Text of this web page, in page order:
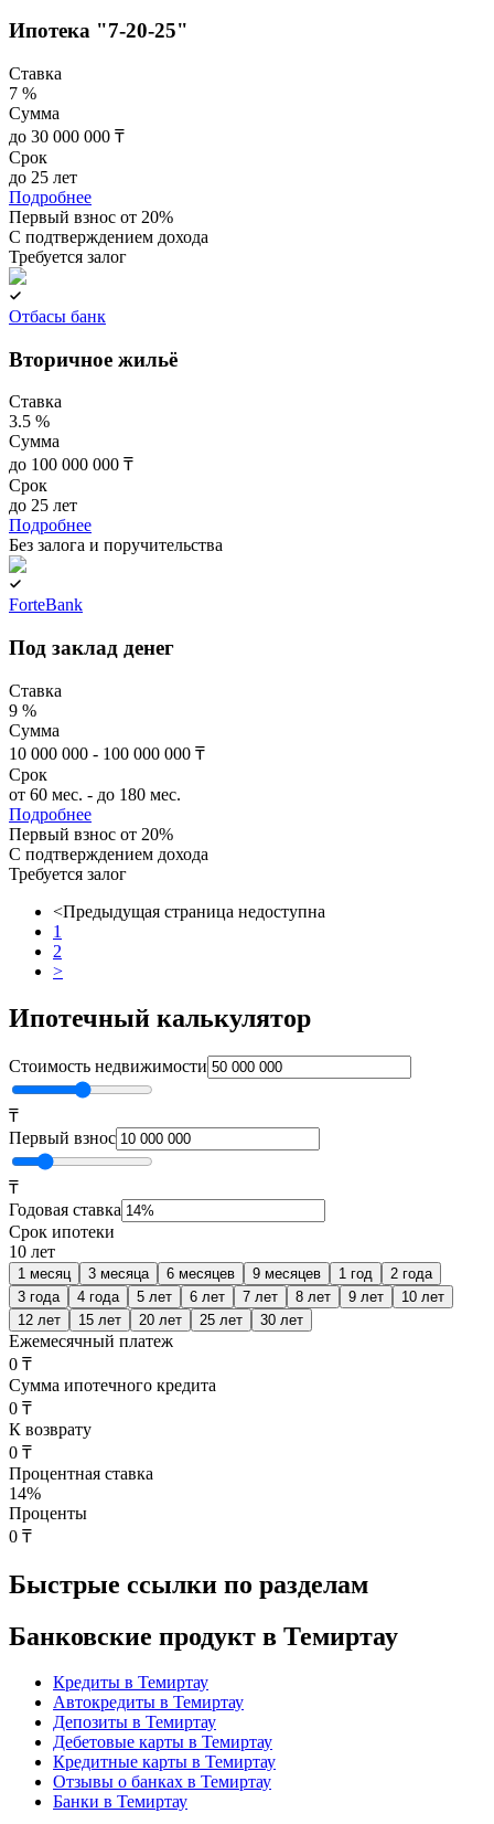
Ипотека "7-20-25"
Ставка
7 %
Сумма
до 30 000 000 ₸
Срок
до 25 лет
Подробнее
Первый взнос от 20%
C подтверждением дохода
Требуется залог
Отбасы банк
Вторичное жильё
Ставка
3.5 %
Сумма
до 100 000 000 ₸
Срок
до 25 лет
Подробнее
Без залога и поручительства
ForteBank
Под заклад денег
Ставка
9 %
Сумма
10 000 000 - 100 000 000 ₸
Срок
от 60 мес. - до 180 мес.
Подробнее
Первый взнос от 20%
C подтверждением дохода
Требуется залог
<Предыдущая страница недоступна
1
2
>
Ипотечный калькулятор
Стоимость недвижимости
₸
Первый взнос
₸
Годовая ставка
Срок ипотеки
10 лет
1 месяц 3 месяца 6 месяцев 9 месяцев 1 год
2 года
3 года
4 года 5 лет 6 лет 7 лет 8 лет 9 лет
10 лет
12 лет
15 лет 20 лет 25 лет 30 лет
Ежемесячный платеж
0 ₸
Сумма ипотечного кредита
0 ₸
К возврату
0 ₸
Процентная ставка
14%
Проценты
0 ₸
Быстрые ссылки по разделам
Банковские продукт в Темиртау
Кредиты в Темиртау
Автокредиты в Темиртау
Депозиты в Темиртау
Дебетовые карты в Темиртау
Кредитные карты в Темиртау
Отзывы о банках в Темиртау
Банки в Темиртау